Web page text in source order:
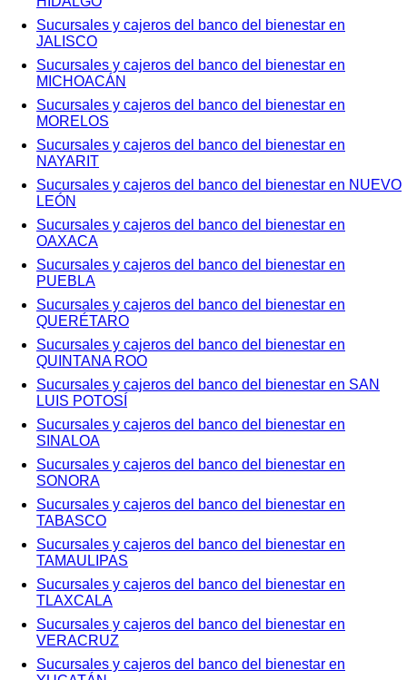
Sucursales y cajeros del banco del bienestar en
JALISCO
Sucursales y cajeros del banco del bienestar en
MICHOACÁN
Sucursales y cajeros del banco del bienestar en
MORELOS
Sucursales y cajeros del banco del bienestar en
NAYARIT
Sucursales y cajeros del banco del bienestar en NUEVO
LEÓN
Sucursales y cajeros del banco del bienestar en
OAXACA
Sucursales y cajeros del banco del bienestar en
PUEBLA
Sucursales y cajeros del banco del bienestar en
QUERÉTARO
Sucursales y cajeros del banco del bienestar en
QUINTANA ROO
Sucursales y cajeros del banco del bienestar en SAN
LUIS POTOSÍ
Sucursales y cajeros del banco del bienestar en
SINALOA
Sucursales y cajeros del banco del bienestar en
SONORA
Sucursales y cajeros del banco del bienestar en
TABASCO
Sucursales y cajeros del banco del bienestar en
TAMAULIPAS
Sucursales y cajeros del banco del bienestar en
TLAXCALA
Sucursales y cajeros del banco del bienestar en
VERACRUZ
Sucursales y cajeros del banco del bienestar en